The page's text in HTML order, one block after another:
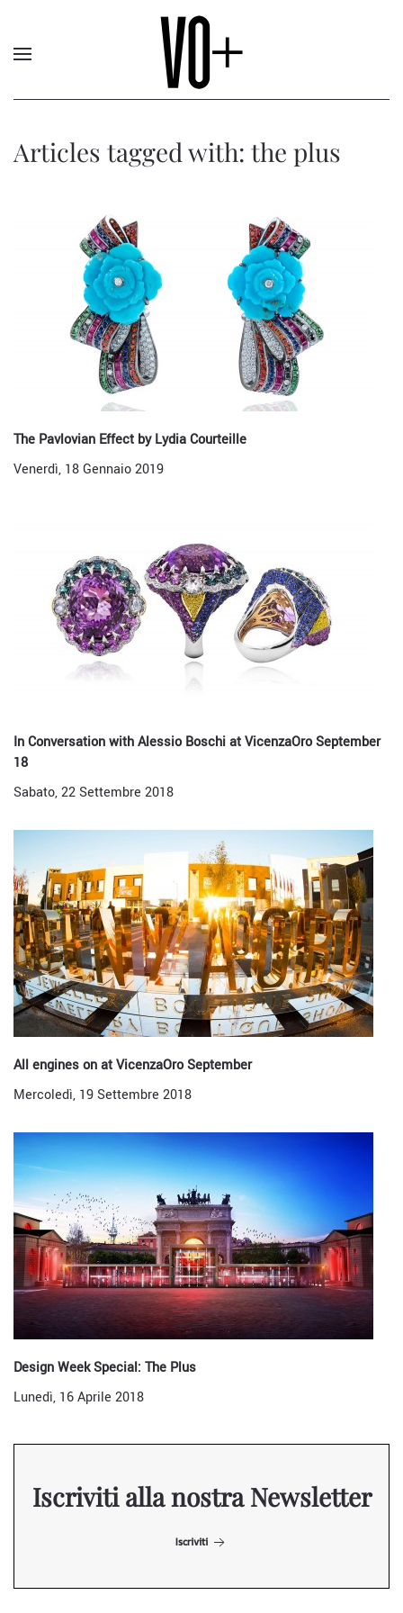
Articles tagged with: the plus
The Pavlovian Effect by Lydia Courteille
Venerdì, 18 Gennaio 2019
In Conversation with Alessio Boschi at VicenzaOro September
18
Sabato, 22 Settembre 2018
All engines on at VicenzaOro September
Mercoledì, 19 Settembre 2018
Design Week Special: The Plus
Lunedì, 16 Aprile 2018
Iscriviti alla nostra Newsletter
Iscriviti